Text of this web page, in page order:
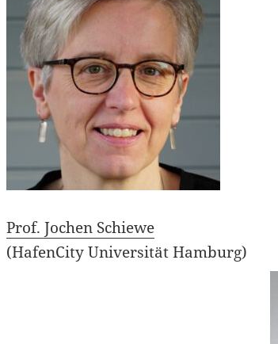
Prof. Jochen Schiewe
(HafenCity Universität Hamburg)